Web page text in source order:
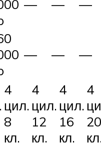
— — —
— — —
4
цил.
8
кл.
4
цил.
12
кл.
4
цил.
16
кл.
4
20